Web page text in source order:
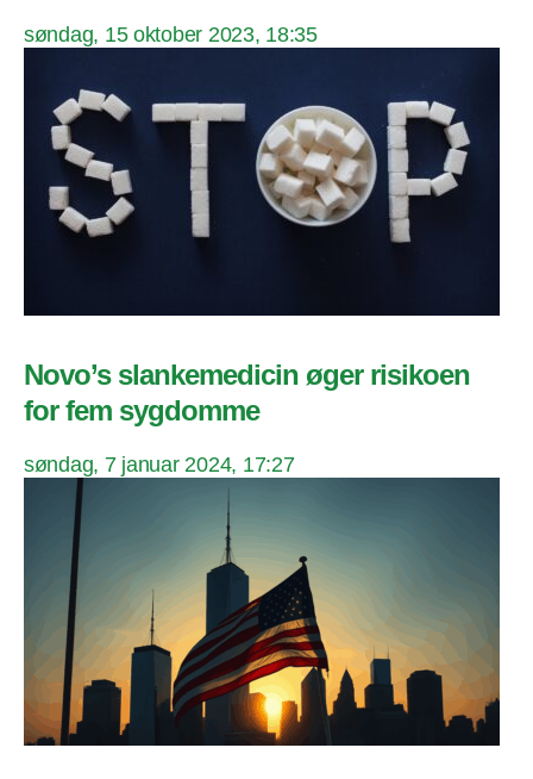
søndag, 15 oktober 2023, 18:35
Novo’s slankemedicin øger risikoen
for fem sygdomme
søndag, 7 januar 2024, 17:27